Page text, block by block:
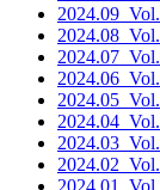
2024.09
2024.08
2024.07
2024.06
2024.05
2024.04
2024.03
2024.02
2024.01